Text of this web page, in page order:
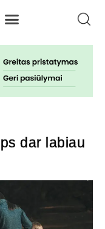
dar labiau